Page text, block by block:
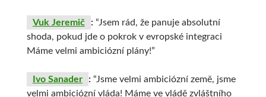
Vuk Jeremič :“Jsem rád, že panuje absolutní
shoda, pokud jde o pokrok v evropské integraci
Máme velmi ambiciózní plány!”
Ivo Sanader :“Jsme velmi ambiciózní země, jsme
velmi ambiciózní vláda! Máme ve vládě zvláštního